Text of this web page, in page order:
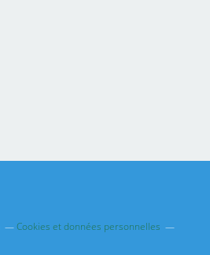
Cookies et données personnelles